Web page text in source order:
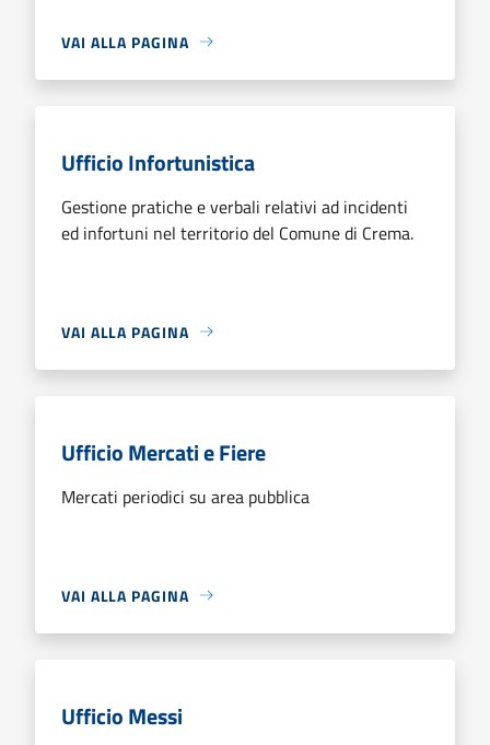
VAI ALLA PAGINA
Ufficio Infortunistica
Gestione pratiche e verbali relativi ad incidenti
ed infortuni nel territorio del Comune di Crema.
VAI ALLA PAGINA
Ufficio Mercati e Fiere
Mercati periodici su area pubblica
VAI ALLA PAGINA
Ufficio Messi